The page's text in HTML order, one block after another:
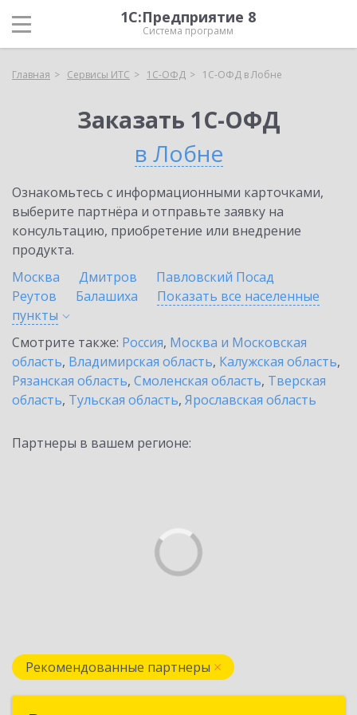
1С:Предприятие 8
Система программ
Главная Сервисы ИТС 1С-ОФД 1С-ОФД в Лобне
Заказать 1С-ОФД
в Лобне
Ознакомьтесь с информационными карточками,
выберите партнёра и отправьте заявку на
консультацию, приобретение или внедрение
продукта.
Москва
Дмитров
Павловский Посад
Реутов
Балашиха
Показать все населенные
пункты
Смотрите также: Россия, Москва и Московская
область, Владимирская область, Калужская область,
Рязанская область, Смоленская область, Тверская
область, Тульская область, Ярославская область
Партнеры в вашем регионе:
Рекомендованные партнеры